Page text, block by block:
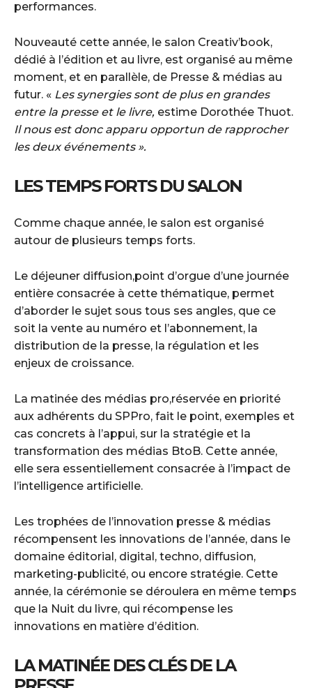
performances.
Nouveauté cette année, le salon Creativ’book,
dédié à l’édition et au livre, est organisé au même
moment, et en parallèle, de Presse & médias au
futur. « Les synergies sont de plus en grandes
entre la presse et le livre, estime Dorothée Thuot.
Il nous est donc apparu opportun de rapprocher
les deux événements ».
LES TEMPS FORTS DU SALON
Comme chaque année, le salon est organisé
autour de plusieurs temps forts.
Le déjeuner diffusion,point d’orgue d’une journée
entière consacrée à cette thématique, permet
d’aborder le sujet sous tous ses angles, que ce
soit la vente au numéro et l’abonnement, la
distribution de la presse, la régulation et les
enjeux de croissance.
La matinée des médias pro,réservée en priorité
aux adhérents du SPPro, fait le point, exemples et
cas concrets à l’appui, sur la stratégie et la
transformation des médias BtoB. Cette année,
elle sera essentiellement consacrée à l’impact de
l’intelligence artificielle.
Les trophées de l’innovation presse & médias
récompensent les innovations de l’année, dans le
domaine éditorial, digital, techno, diffusion,
marketing-publicité, ou encore stratégie. Cette
année, la cérémonie se déroulera en même temps
que la Nuit du livre, qui récompense les
innovations en matière d’édition.
LA MATINÉE DES CLÉS DE LA